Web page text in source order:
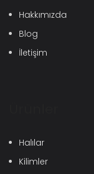
Hakkımızda
Blog
İletişim
Halılar
Kilimler